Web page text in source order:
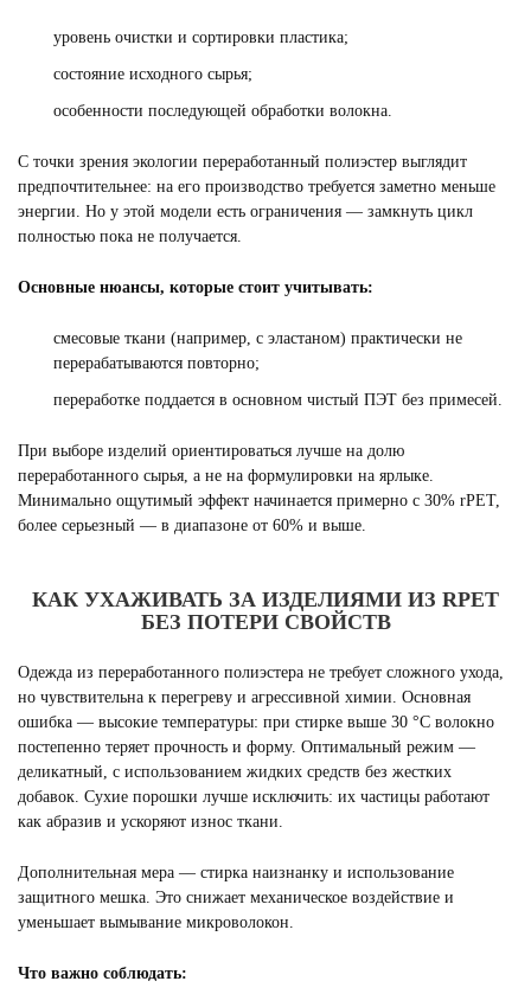
уровень очистки и сортировки пластика;
состояние исходного сырья;
особенности последующей обработки волокна.
С точки зрения экологии переработанный полиэстер выглядит
предпочтительнее: на его производство требуется заметно меньше
энергии. Но у этой модели есть ограничения — замкнуть цикл
полностью пока не получается.
Основные нюансы, которые стоит учитывать:
смесовые ткани (например, с эластаном) практически не
перерабатываются повторно;
переработке поддается в основном чистый ПЭТ без примесей.
При выборе изделий ориентироваться лучше на долю
переработанного сырья, а не на формулировки на ярлыке.
Минимально ощутимый эффект начинается примерно с 30% rPET,
более серьезный — в диапазоне от 60% и выше.
КАК УХАЖИВАТЬ ЗА ИЗДЕЛИЯМИ ИЗ RPET
БЕЗ ПОТЕРИ СВОЙСТВ
Одежда из переработанного полиэстера не требует сложного ухода,
но чувствительна к перегреву и агрессивной химии. Основная
ошибка — высокие температуры: при стирке выше 30 °C волокно
постепенно теряет прочность и форму. Оптимальный режим —
деликатный, с использованием жидких средств без жестких
добавок. Сухие порошки лучше исключить: их частицы работают
как абразив и ускоряют износ ткани.
Дополнительная мера — стирка наизнанку и использование
защитного мешка. Это снижает механическое воздействие и
уменьшает вымывание микроволокон.
Что важно соблюдать: